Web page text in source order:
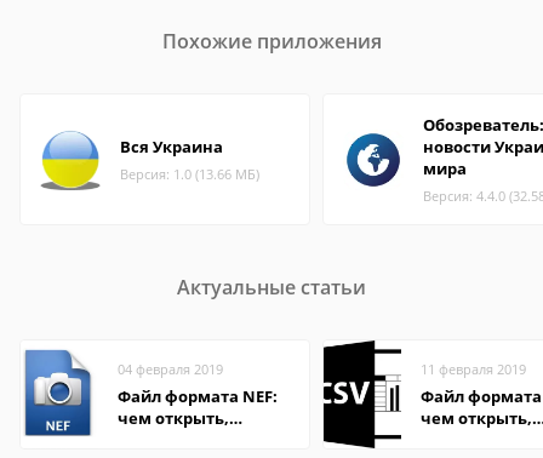
Похожие приложения
Вся Украина
Версия: 1.0 (13.66 МБ)
Обозреватель:
новости
мира
Версия: 4.4.0
Актуальные статьи
04 февраля 2019
Файл формата NEF:
чем открыть,
11 февраля 2019
Файл формата
чем открыть,